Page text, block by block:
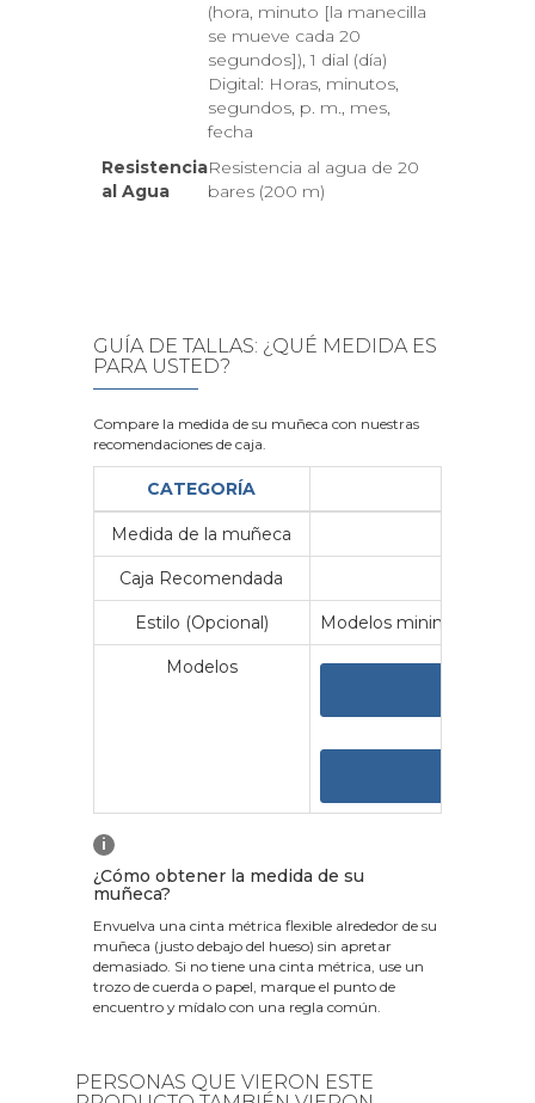
(hora, minuto [la manecilla
se mueve cada 20
segundos]), 1 dial (día)
Digital: Horas, minutos,
segundos, p. m., mes,
fecha
Resistencia
al Agua
Resistencia al agua de 20
bares (200 m)
GUÍA DE TALLAS: ¿QUÉ MEDIDA ES
PARA USTED?
Compare la medida de su muñeca con nuestras
recomendaciones de caja.
CATEGORÍA
Medida de la muñeca
Caja Recomendada
Estilo (Opcional) Modelos minimalistas y
Modelos
i
¿Cómo obtener la medida de su
muñeca?
Envuelva una cinta métrica flexible alrededor de su
muñeca (justo debajo del hueso) sin apretar
demasiado. Si no tiene una cinta métrica, use un
trozo de cuerda o papel, marque el punto de
encuentro y mídalo con una regla común.
PERSONAS QUE VIERON ESTE